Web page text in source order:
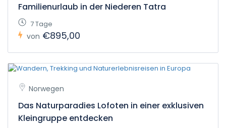
Familienurlaub in der Niederen Tatra
7 Tage
von €895,00
Norwegen
Das Naturparadies Lofoten in einer exklusiven
Kleingruppe entdecken